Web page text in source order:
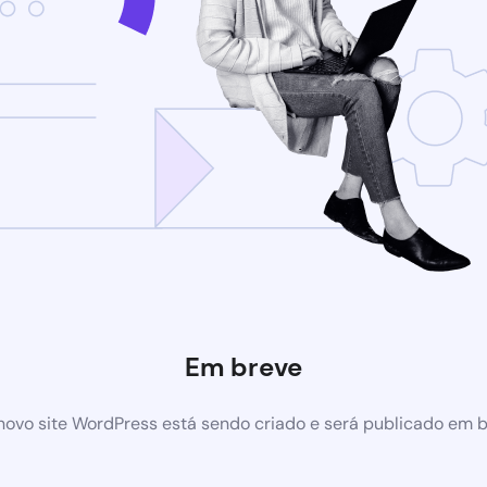
Em breve
site WordPress está sendo criado e será publicado em